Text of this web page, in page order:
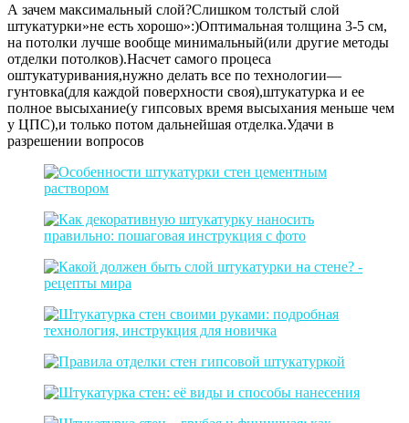
А зачем максимальный слой?Слишком толстый слой
штукатурки»не есть хорошо»:)Оптимальная толщина 3-5 см,
на потолки лучше вообще минимальный(или другие методы
отделки потолков).Насчет самого процеса
оштукатуривания,нужно делать все по технологии—
гунтовка(для каждой поверхности своя),штукатурка и ее
полное высыхание(у гипсовых время высыхания меньше чем
у ЦПС),и только потом дальнейшая отделка.Удачи в
разрешении вопросов